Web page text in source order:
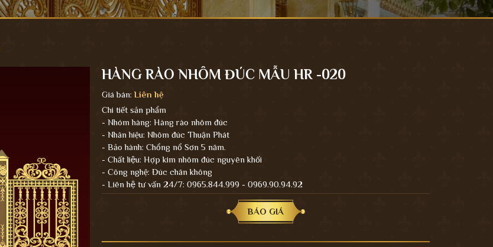
HÀNG RÀO NHÔM ĐÚC MẪU HR -020
Giá bán:Liên hệ
Chi tiết sản phẩm
- Nhóm hàng: Hàng rào nhôm đúc
- Nhãn hiệu: Nhôm đúc Thuận Phát
- Bảo hành: Chổng nổ Sơn 5 năm.
- Chất liệu: Hợp kim nhôm đúc nguyên khối
- Công nghệ: Đúc chân không
- Liên hệ tư vấn 24/7: 0965.844.999 - 0969.90.94.92
BÁO GIÁ